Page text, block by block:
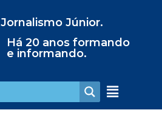
Jornalismo Júnior.
Há 20 anos formando
e informando.